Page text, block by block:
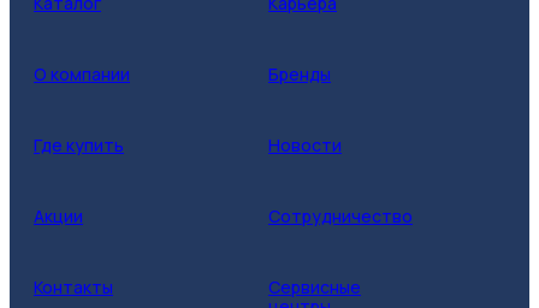
О компании Бренды
Где купить Новости
Акции Сотрудничество
Контакты
Сервисные